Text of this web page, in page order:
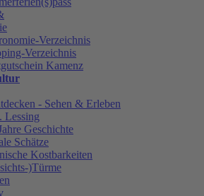
Verzeichnis
Verzeichnis
Kamenz
- Sehen & Erleben
Lessing
Geschichte
Schätze
Kostbarkeiten
)Türme